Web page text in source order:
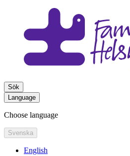
Sök
Language
Choose language
Svenska
English